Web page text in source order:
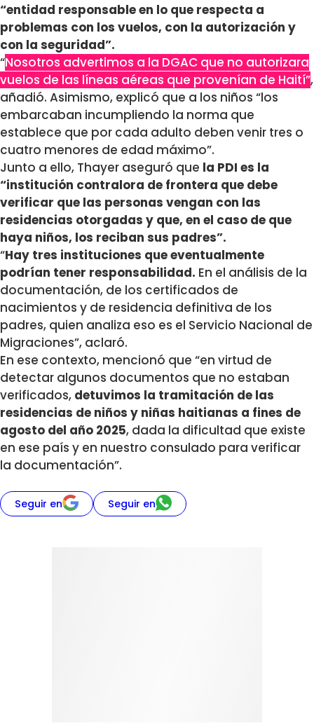
“entidad responsable en lo que respecta a
problemas con los vuelos, con la autorización y
con la seguridad”.
“Nosotros advertimos a la DGAC que no autorizara
vuelos de las líneas aéreas que provenían de Haití”,
añadió. Asimismo, explicó que a los niños “los
embarcaban incumpliendo la norma que
establece que por cada adulto deben venir tres o
cuatro menores de edad máximo”.
Junto a ello, Thayer aseguró que la PDI es la
“institución contralora de frontera que debe
verificar que las personas vengan con las
residencias otorgadas y que, en el caso de que
haya niños, los reciban sus padres”.
“Hay tres instituciones que eventualmente
podrían tener responsabilidad. En el análisis de la
documentación, de los certificados de
nacimientos y de residencia definitiva de los
padres, quien analiza eso es el Servicio Nacional de
Migraciones”, aclaró.
En ese contexto, mencionó que “en virtud de
detectar algunos documentos que no estaban
verificados, detuvimos la tramitación de las
residencias de niños y niñas haitianas a fines de
agosto del año 2025, dada la dificultad que existe
en ese país y en nuestro consulado para verificar
la documentación”.
Seguir en Seguir en